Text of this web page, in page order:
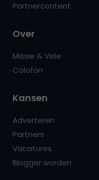
Partnercontent
Over
Missie & Visie
Colofon
Kansen
Adverteren
Partners
Vacatures
Blogger worden